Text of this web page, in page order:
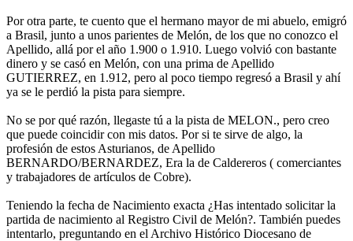
Por otra parte, te cuento que el hermano mayor de mi abuelo, emigró
a Brasil, junto a unos parientes de Melón, de los que no conozco el
Apellido, allá por el año 1.900 o 1.910. Luego volvió con bastante
dinero y se casó en Melón, con una prima de Apellido
GUTIERREZ, en 1.912, pero al poco tiempo regresó a Brasil y ahí
ya se le perdió la pista para siempre.
No se por qué razón, llegaste tú a la pista de MELON., pero creo
que puede coincidir con mis datos. Por si te sirve de algo, la
profesión de estos Asturianos, de Apellido
BERNARDO/BERNARDEZ, Era la de Caldereros ( comerciantes
y trabajadores de artículos de Cobre).
Teniendo la fecha de Nacimiento exacta ¿Has intentado solicitar la
partida de nacimiento al Registro Civil de Melón?. También puedes
intentarlo, preguntando en el Archivo Histórico Diocesano de